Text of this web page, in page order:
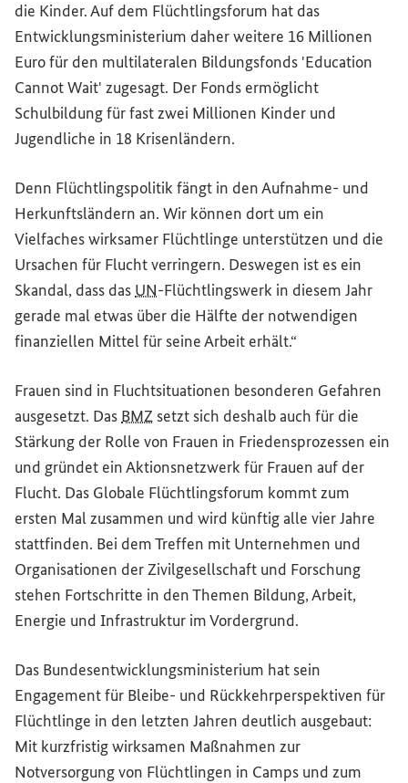
die Kinder. Auf dem Flüchtlingsforum hat das
Entwicklungsministerium daher weitere 16 Millionen
Euro für den multilateralen Bildungsfonds 'Education
Cannot Wait' zugesagt. Der Fonds ermöglicht
Schulbildung für fast zwei Millionen Kinder und
Jugendliche in 18 Krisenländern.
Denn Flüchtlingspolitik fängt in den Aufnahme- und
Herkunftsländern an. Wir können dort um ein
Vielfaches wirksamer Flüchtlinge unterstützen und die
Ursachen für Flucht verringern. Deswegen ist es ein
Skandal, dass das UN-Flüchtlingswerk in diesem Jahr
gerade mal etwas über die Hälfte der notwendigen
finanziellen Mittel für seine Arbeit erhält.“
Frauen sind in Fluchtsituationen besonderen Gefahren
ausgesetzt. Das BMZ setzt sich deshalb auch für die
Stärkung der Rolle von Frauen in Friedensprozessen ein
und gründet ein Aktionsnetzwerk für Frauen auf der
Flucht. Das Globale Flüchtlingsforum kommt zum
ersten Mal zusammen und wird künftig alle vier Jahre
stattfinden. Bei dem Treffen mit Unternehmen und
Organisationen der Zivilgesellschaft und Forschung
stehen Fortschritte in den Themen Bildung, Arbeit,
Energie und Infrastruktur im Vordergrund.
Das Bundesentwicklungsministerium hat sein
Engagement für Bleibe- und Rückkehrperspektiven für
Flüchtlinge in den letzten Jahren deutlich ausgebaut:
Mit kurzfristig wirksamen Maßnahmen zur
Notversorgung von Flüchtlingen in Camps und zum